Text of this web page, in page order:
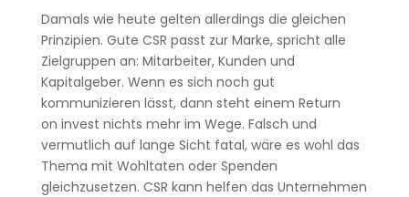
Damals wie heute gelten allerdings die gleichen
Prinzipien. Gute CSR passt zur Marke, spricht alle
Zielgruppen an: Mitarbeiter, Kunden und
Kapitalgeber. Wenn es sich noch gut
kommunizieren lässt, dann steht einem Return
on invest nichts mehr im Wege. Falsch und
vermutlich auf lange Sicht fatal, wäre es wohl das
Thema mit Wohltaten oder Spenden
gleichzusetzen. CSR kann helfen das Unternehmen